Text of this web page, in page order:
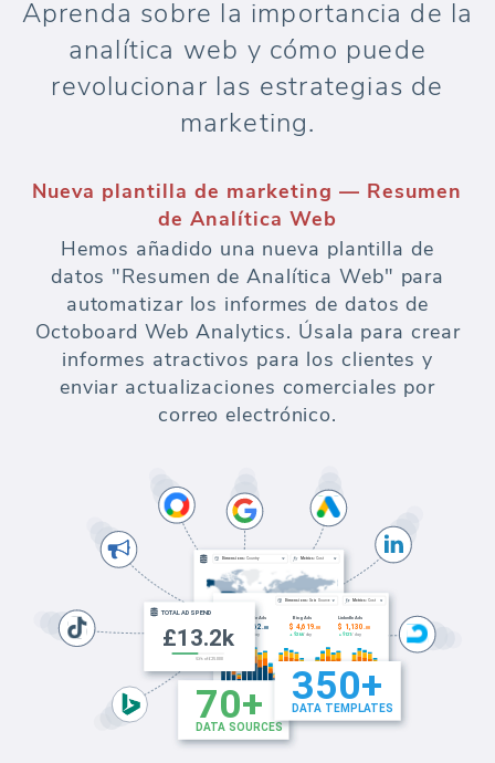
Aprenda sobre la importancia de la
analítica web y cómo puede
revolucionar las estrategias de
marketing.
Nueva plantilla de marketing — Resumen
de Analítica Web
Hemos añadido una nueva plantilla de
datos "Resumen de Analítica Web" para
automatizar los informes de datos de
Octoboard Web Analytics. Úsala para crear
informes atractivos para los clientes y
enviar actualizaciones comerciales por
correo electrónico.